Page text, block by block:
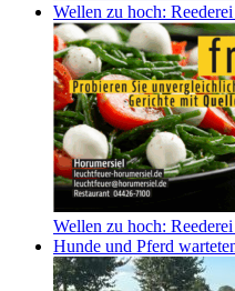
Wellen zu hoch:
Wellen zu hoch:
Hunde und Pferd